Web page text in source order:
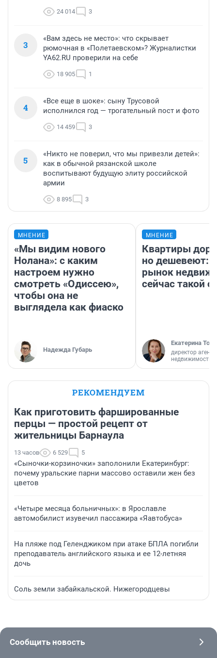
24 014 3
3
«Вам здесь не место»: что скрывает
рюмочная в «Полетаевском»? Журналистки
YA62.RU проверили на себе
18 905 1
4
«Все еще в шоке»: сыну Трусовой
исполнился год — трогательный пост и фото
14 459 3
5
«Никто не поверил, что мы привезли детей»:
как в обычной рязанской школе
воспитывают будущую элиту российской
армии
8 895 3
МНЕНИЕ
«Мы видим нового
Нолана»: с каким
настроем нужно
смотреть «Одиссею»,
чтобы она не
выглядела как фиаско
Надежда Губарь
МНЕНИЕ
Квартиры
но дешевеют:
рынок
сейчас такой
Екатерина
директор
недвижимости
РЕКОМЕНДУЕМ
Как приготовить фаршированные
перцы — простой рецепт от
жительницы Барнаула
13 часов 6 529 5
«Сыночки-корзиночки» заполонили Екатеринбург:
почему уральские парни массово оставили жен без
цветов
«Четыре месяца больничных»: в Ярославле
автомобилист изувечил пассажира «Яавтобуса»
На пляже под Геленджиком при атаке БПЛА погибли
преподаватель английского языка и ее 12-летняя
дочь
Соль земли забайкальской. Нижегородцевы
Сообщить новость